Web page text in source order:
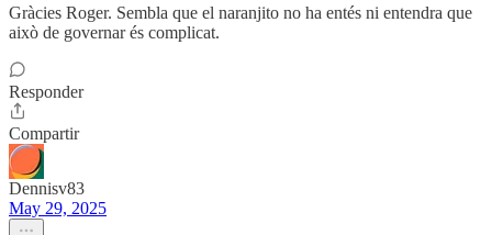
Gràcies Roger. Sembla que el naranjito no ha entés ni entendra que
això de governar és complicat.
Responder
Compartir
Dennisv83
May 29, 2025